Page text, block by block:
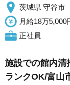
茨城県 守谷市
月給18万5,000
正社員
施設での館内清
ランクOK/富山